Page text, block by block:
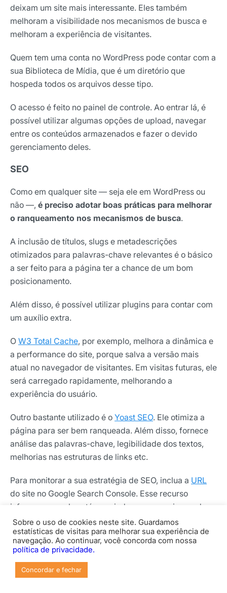
deixam um site mais interessante. Eles também
melhoram a visibilidade nos mecanismos de busca e
melhoram a experiência de visitantes.
Quem tem uma conta no WordPress pode contar com a
sua Biblioteca de Mídia, que é um diretório que
hospeda todos os arquivos desse tipo.
O acesso é feito no painel de controle. Ao entrar lá, é
possível utilizar algumas opções de upload, navegar
entre os conteúdos armazenados e fazer o devido
gerenciamento deles.
SEO
Como em qualquer site — seja ele em WordPress ou
não —, é preciso adotar boas práticas para melhorar
o ranqueamento nos mecanismos de busca.
A inclusão de títulos, slugs e metadescrições
otimizados para palavras-chave relevantes é o básico
a ser feito para a página ter a chance de um bom
posicionamento.
Além disso, é possível utilizar plugins para contar com
um auxílio extra.
O W3 Total Cache, por exemplo, melhora a dinâmica e
a performance do site, porque salva a versão mais
atual no navegador de visitantes. Em visitas futuras, ele
será carregado rapidamente, melhorando a
experiência do usuário.
Outro bastante utilizado é o Yoast SEO. Ele otimiza a
página para ser bem ranqueada. Além disso, fornece
análise das palavras-chave, legibilidade dos textos,
melhorias nas estruturas de links etc.
Para monitorar a sua estratégia de SEO, inclua a URL
do site no Google Search Console. Esse recurso
informa como ele está se saindo nos mecanismos de
busca.
Integração com redes sociais
O WordPress oferece funcionalidades para que o
conteúdo do site possa ser compartilhado
Sobre o uso de cookies neste site. Guardamos
estatísticas de visitas para melhorar sua experiência de
navegação. Ao continuar, você concorda com nossa
política de privacidade.
Concordar e fechar